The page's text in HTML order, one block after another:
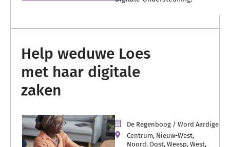
Help weduwe Loes
met haar digitale
zaken
De Regenboog / Word Aardige
Centrum, Nieuw-West,
Noord, Oost, Weesp, West,